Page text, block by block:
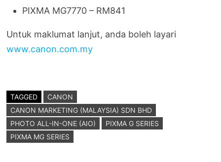
PIXMA MG7770 – RM841
Untuk maklumat lanjut, anda boleh layari
www.canon.com.my
TAGGED
CANON
CANON MARKETING (MALAYSIA) SDN BHD
PHOTO ALL-IN-ONE (AIO)
PIXMA G SERIES
PIXMA MG SERIES